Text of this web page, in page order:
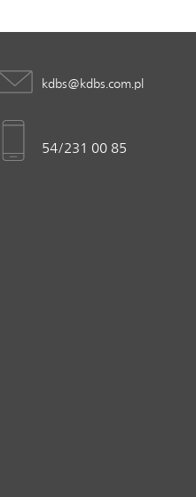
kdbs@kdbs.com.pl
54/231 00 85